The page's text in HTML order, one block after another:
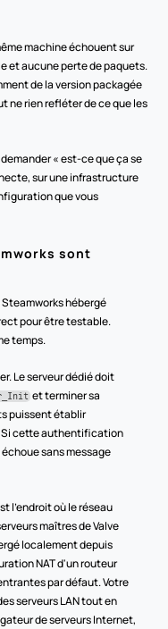
machine échouent sur
et aucune perte de paquets.
de la version packagée
ne rien refléter de ce que les
« est-ce que ça se
sur une infrastructure
que vous
sont
hébergé
pour être testable.
temps.
Le serveur dédié doit
puissent établir
Si cette authentification
sans message
l'endroit où le réseau
maîtres de Valve
localement depuis
NAT d'un routeur
par défaut. Votre
serveurs LAN tout en
de serveurs Internet,